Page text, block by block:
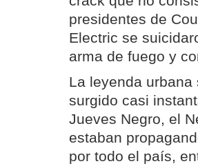
presidentes de
Electric se
arma de fuego y
La leyenda
surgido casi
Jueves Negro, el
estaban
por todo el país,